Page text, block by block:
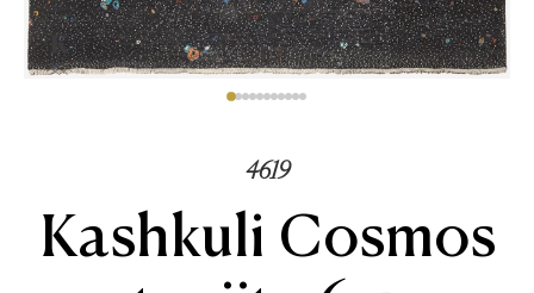
4619
Kashkuli Cosmos